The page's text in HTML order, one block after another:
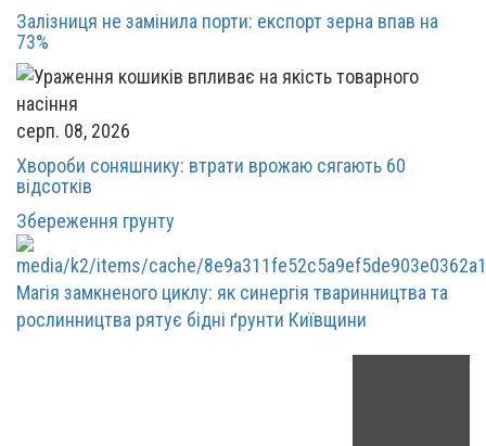
Залізниця не замінила порти: експорт зерна впав на
73%
серп. 08, 2026
Хвороби соняшнику: втрати врожаю сягають 60
відсотків
Збереження грунту
Магія замкненого циклу: як синергія тваринництва та
рослинництва рятує бідні ґрунти Київщини